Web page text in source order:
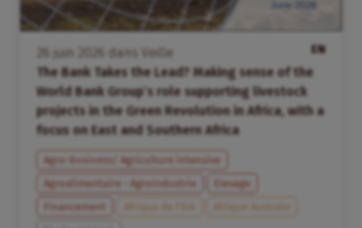
EN
juin dans
Veille
The Bank Takes the Lead? Making sense of the
World Bank Group’s role supporting livestock
projects in the Green Revolution in Africa, with a
focus on East and Southern Africa
Agro-business/ Agriculture intensive
Agroalimentaire - Agroindustrie
Elevage
Financement
Afrique de l’Est
Afrique Australe